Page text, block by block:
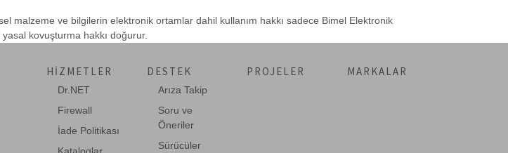
Dual D Flip Flop DIP14
malzeme ve bilgilerin elektronik ortamlar dahil kullanım hakkı sadece Bimel Elektronik
kovuşturma hakkı doğurur.
HIZMETLER
Dr.NET
Firewall
İade Politikası
DESTEK
Arıza Takip
Soru ve
Öneriler
Sürücüler
PROJELER MARKALAR